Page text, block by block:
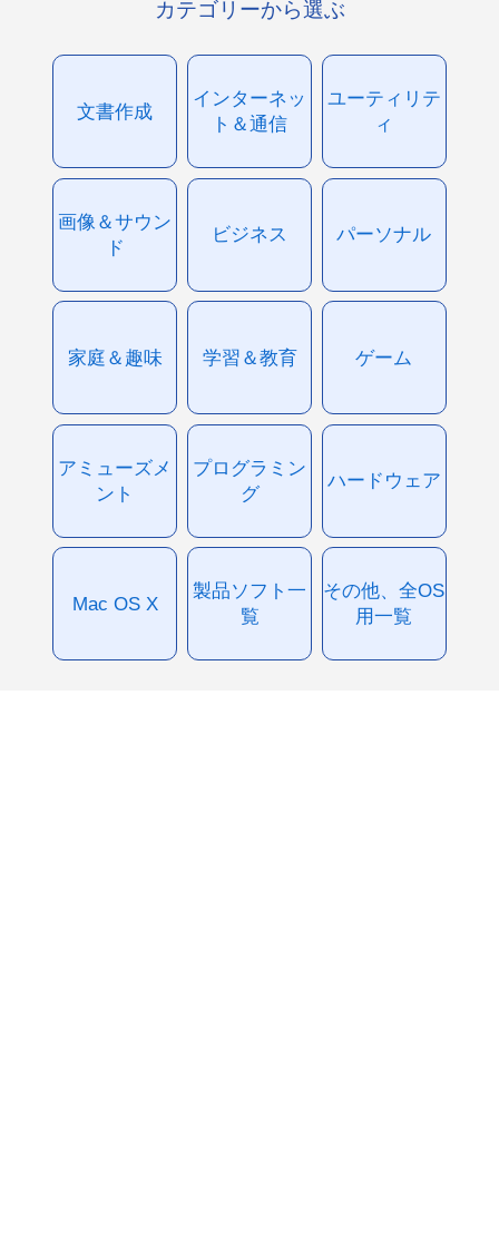
カテゴリーから選ぶ
文書作成
インターネッ
ト＆通信
ユーティリテ
ィ
画像＆サウン
ド
ビジネス パーソナル
家庭＆趣味 学習＆教育 ゲーム
アミューズメ
ント
プログラミン
グ
ハードウェア
Mac OS X
製品ソフト一
覧
その他、全OS
用一覧